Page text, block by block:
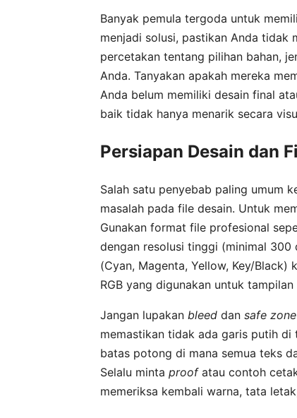
Banyak pemula tergoda untuk
menjadi solusi, pastikan Anda tidak
percetakan tentang pilihan bahan,
Anda. Tanyakan apakah mereka
Anda belum memiliki desain final
baik tidak hanya menarik secara
Persiapan Desain dan
Salah satu penyebab paling umum
masalah pada file desain. Untuk
Gunakan format file profesional
dengan resolusi tinggi (minimal
(Cyan, Magenta, Yellow, Key/
RGB yang digunakan untuk
Jangan lupakan bleed dan safe zone
memastikan tidak ada garis putih
batas potong di mana semua teks
Selalu minta proofatau contoh
memeriksa kembali warna, tata